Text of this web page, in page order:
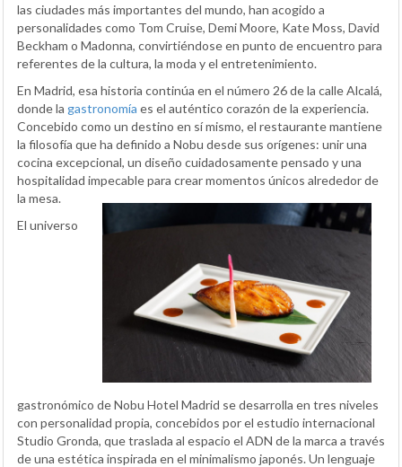
las ciudades más importantes del mundo, han acogido a
personalidades como Tom Cruise, Demi Moore, Kate Moss, David
Beckham o Madonna, convirtiéndose en punto de encuentro para
referentes de la cultura, la moda y el entretenimiento.
En Madrid, esa historia continúa en el número 26 de la calle Alcalá,
donde la gastronomía es el auténtico corazón de la experiencia.
Concebido como un destino en sí mismo, el restaurante mantiene
la filosofía que ha definido a Nobu desde sus orígenes: unir una
cocina excepcional, un diseño cuidadosamente pensado y una
hospitalidad impecable para crear momentos únicos alrededor de
la mesa.
El universo
gastronómico de Nobu Hotel Madrid se desarrolla en tres niveles
con personalidad propia, concebidos por el estudio internacional
Studio Gronda, que traslada al espacio el ADN de la marca a través
de una estética inspirada en el minimalismo japonés. Un lenguaje